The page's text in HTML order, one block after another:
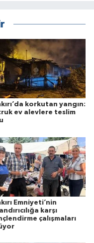
korkutan yangın:
ev alevlere teslim
Emniyeti’nin
karşı
çalışmaları